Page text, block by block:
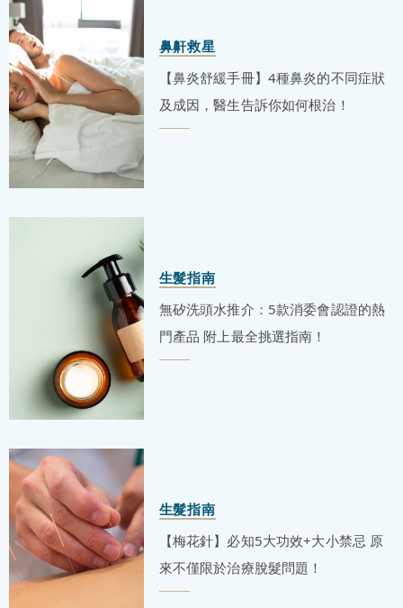
鼻鼾救星
【鼻炎舒緩手冊】4種鼻炎的不同症狀
及成因，醫生告訴你如何根治！
生髮指南
無矽洗頭水推介：5款消委會認證的熱
門產品 附上最全挑選指南！
生髮指南
【梅花針】必知5大功效+大小禁忌 原
來不僅限於治療脫髮問題！